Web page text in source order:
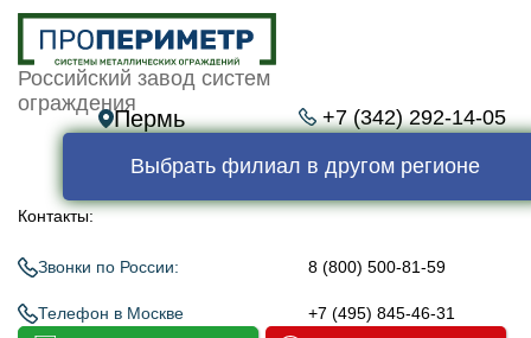
Российский завод систем
ограждения
Пермь +7 (342) 292-14-05
Выбрать филиал в другом регионе
Контакты:
Звонки по России: 8 (800) 500-81-59
Телефон в Москве +7 (495) 845-46-31